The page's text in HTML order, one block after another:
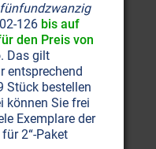
fünfundzwanzig
126 bis auf
den Preis von
Das gilt
entsprechend
Stück bestellen
können Sie frei
Exemplare der
2“-Paket